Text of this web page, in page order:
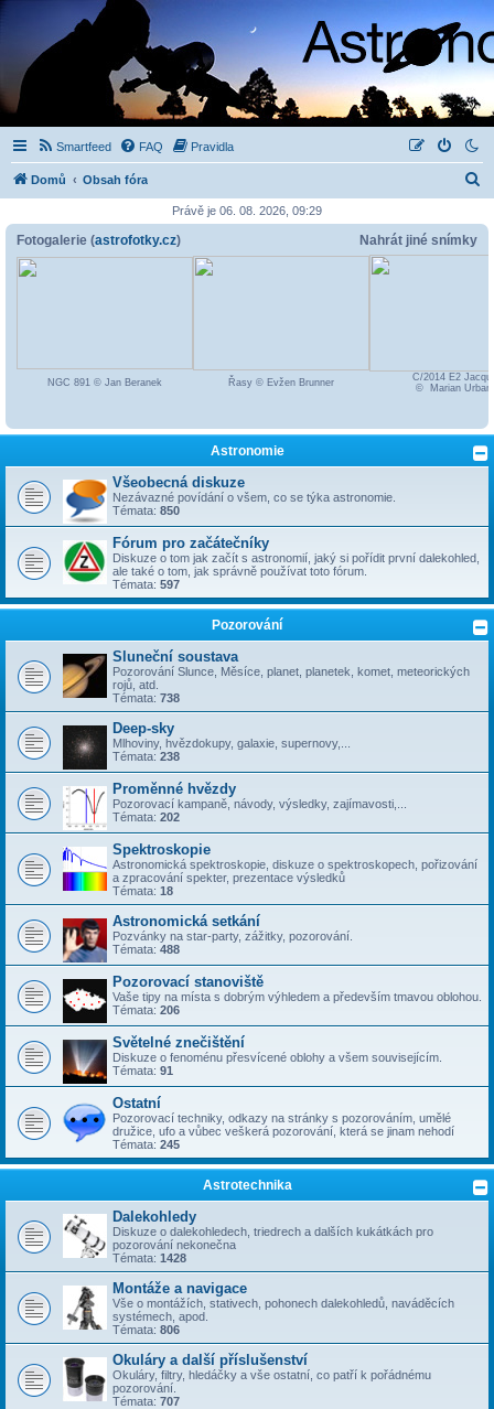
Smartfeed FAQ Pravidla
Domů Obsah fóra
e
d
Právě je 06. 08. 2026, 09:29
Fotogalerie (astrofotky.cz) Nahrát jiné snímky
NGC 891 © Jan Beranek Řasy © Evžen Brunner
C/2014 E2
© Marian
Astronomie
Všeobecná diskuze
Nezávazné povídání o všem, co se týka astronomie.
Témata: 850
Fórum pro začátečníky
Diskuze o tom jak začít s astronomií, jaký si pořídit první dalekohled,
ale také o tom, jak správně používat toto fórum.
Témata: 597
Pozorování
Sluneční soustava
Pozorování Slunce, Měsíce, planet, planetek, komet, meteorických
rojů, atd.
Témata: 738
Deep-sky
Mlhoviny, hvězdokupy, galaxie, supernovy,...
Témata: 238
Proměnné hvězdy
Pozorovací kampaně, návody, výsledky, zajímavosti,...
Témata: 202
Spektroskopie
Astronomická spektroskopie, diskuze o spektroskopech, pořizování
a zpracování spekter, prezentace výsledků
Témata: 18
Astronomická setkání
Pozvánky na star-party, zážitky, pozorování.
Témata: 488
Pozorovací stanoviště
Vaše tipy na místa s dobrým výhledem a především tmavou oblohou.
Témata: 206
Světelné znečištění
Diskuze o fenoménu přesvícené oblohy a všem souvisejícím.
Témata: 91
Ostatní
Pozorovací techniky, odkazy na stránky s pozorováním, umělé
družice, ufo a vůbec veškerá pozorování, která se jinam nehodí
Témata: 245
Astrotechnika
Dalekohledy
Diskuze o dalekohledech, triedrech a dalších kukátkách pro
pozorování nekonečna
Témata: 1428
Montáže a navigace
Vše o montážích, stativech, pohonech dalekohledů, naváděcích
systémech, apod.
Témata: 806
Okuláry a další příslušenství
Okuláry, filtry, hledáčky a vše ostatní, co patří k pořádnému
pozorování.
Témata: 707